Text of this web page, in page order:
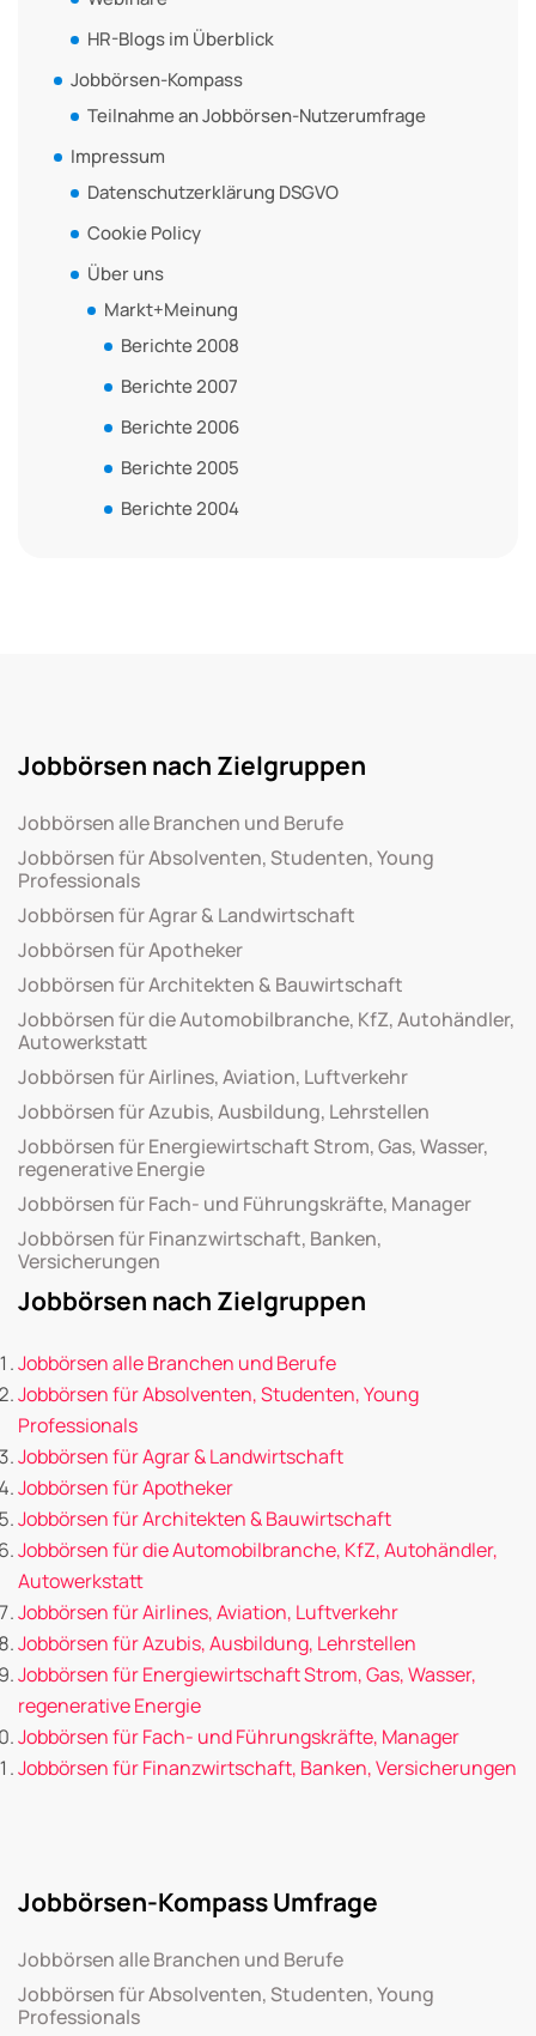
HR-Blogs im Überblick
Jobbörsen-Kompass
Teilnahme an Jobbörsen-Nutzerumfrage
Impressum
Datenschutzerklärung DSGVO
Cookie Policy
Über uns
Markt+Meinung
Berichte 2008
Berichte 2007
Berichte 2006
Berichte 2005
Berichte 2004
Jobbörsen nach Zielgruppen
Jobbörsen alle Branchen und Berufe
Jobbörsen für Absolventen, Studenten, Young
Professionals
Jobbörsen für Agrar & Landwirtschaft
Jobbörsen für Apotheker
Jobbörsen für Architekten & Bauwirtschaft
Jobbörsen für die Automobilbranche, KfZ, Autohändler,
Autowerkstatt
Jobbörsen für Airlines, Aviation, Luftverkehr
Jobbörsen für Azubis, Ausbildung, Lehrstellen
Jobbörsen für Energiewirtschaft Strom, Gas, Wasser,
regenerative Energie
Jobbörsen für Fach- und Führungskräfte, Manager
Jobbörsen für Finanzwirtschaft, Banken,
Versicherungen
Jobbörsen nach Zielgruppen
Jobbörsen alle Branchen und Berufe
Jobbörsen für Absolventen, Studenten, Young
Professionals
Jobbörsen für Agrar & Landwirtschaft
Jobbörsen für Apotheker
Jobbörsen für Architekten & Bauwirtschaft
Jobbörsen für die Automobilbranche, KfZ, Autohändler,
Autowerkstatt
Jobbörsen für Airlines, Aviation, Luftverkehr
Jobbörsen für Azubis, Ausbildung, Lehrstellen
Jobbörsen für Energiewirtschaft Strom, Gas, Wasser,
regenerative Energie
Jobbörsen für Fach- und Führungskräfte, Manager
Jobbörsen für Finanzwirtschaft, Banken, Versicherungen
Jobbörsen-Kompass Umfrage
Jobbörsen alle Branchen und Berufe
Jobbörsen für Absolventen, Studenten, Young
Professionals